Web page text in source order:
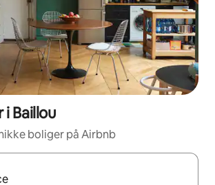
i Baillou
boliger på Airbnb
er tilgængelige, skal du navigere med